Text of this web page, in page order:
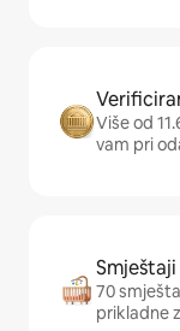
Više od
vam pri
70
prikladne